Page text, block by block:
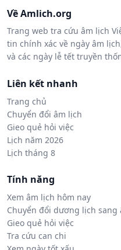
Về Amlich.org
Trang web tra cứu âm lịch
tin chính xác về ngày âm
và các ngày lễ tết truyền
Liên kết nhanh
Trang chủ
Chuyển đổi âm lịch
Gieo quẻ hỏi việc
Lịch năm 2026
Lịch tháng 8
Tính năng
Xem âm lịch hôm nay
Chuyển đổi dương lịch sang
Gieo quẻ hỏi việc
Tra cứu can chi